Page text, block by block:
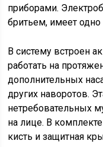
приборами.
бритьем, имеет одно
В систему встроен
работать на
дополнительных
других наворотов.
нетребовательных
на лице. В
кисть и защитная